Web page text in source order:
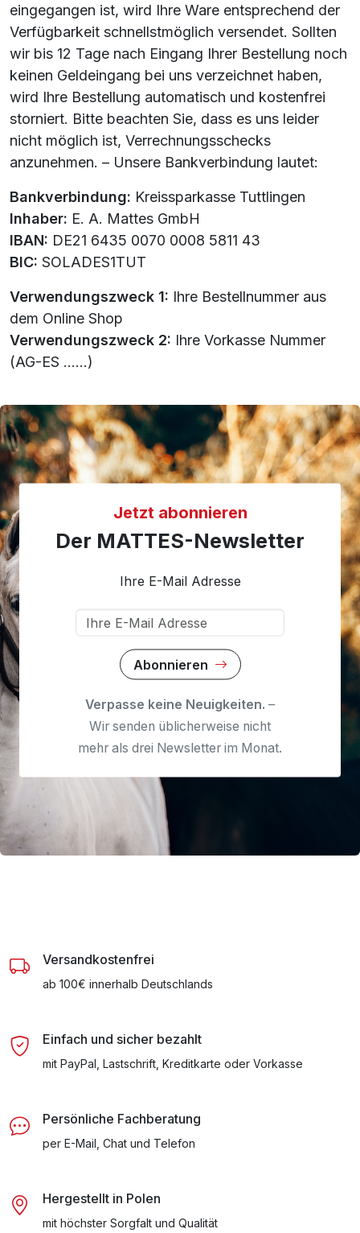
eingegangen ist, wird Ihre Ware entsprechend der
Verfügbarkeit schnellstmöglich versendet. Sollten
wir bis 12 Tage nach Eingang Ihrer Bestellung noch
keinen Geldeingang bei uns verzeichnet haben,
wird Ihre Bestellung automatisch und kostenfrei
storniert. Bitte beachten Sie, dass es uns leider
nicht möglich ist, Verrechnungsschecks
anzunehmen. – Unsere Bankverbindung lautet:
Bankverbindung: Kreissparkasse Tuttlingen
Inhaber: E. A. Mattes GmbH
IBAN: DE21 6435 0070 0008 5811 43
BIC: SOLADES1TUT
Verwendungszweck 1: Ihre Bestellnummer aus
dem Online Shop
Verwendungszweck 2: Ihre Vorkasse Nummer
(AG-ES ......)
Jetzt abonnieren
Der MATTES-Newsletter
Ihre E-Mail Adresse
Abonnieren
Verpasse keine Neuigkeiten. –
Wir senden üblicherweise nicht
mehr als drei Newsletter im Monat.
Versandkostenfrei
ab 100€ innerhalb Deutschlands
Einfach und sicher bezahlt
mit PayPal, Lastschrift, Kreditkarte oder Vorkasse
Persönliche Fachberatung
per E-Mail, Chat und Telefon
Hergestellt in Polen
mit höchster Sorgfalt und Qualität